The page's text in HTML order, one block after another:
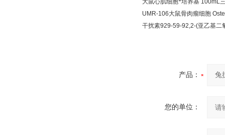
大鼠心肌细胞*培养基 100mL
UMR-106大鼠骨肉瘤细胞
干扰素929-59-92,2-(亚乙基二
产品：
您的单位：